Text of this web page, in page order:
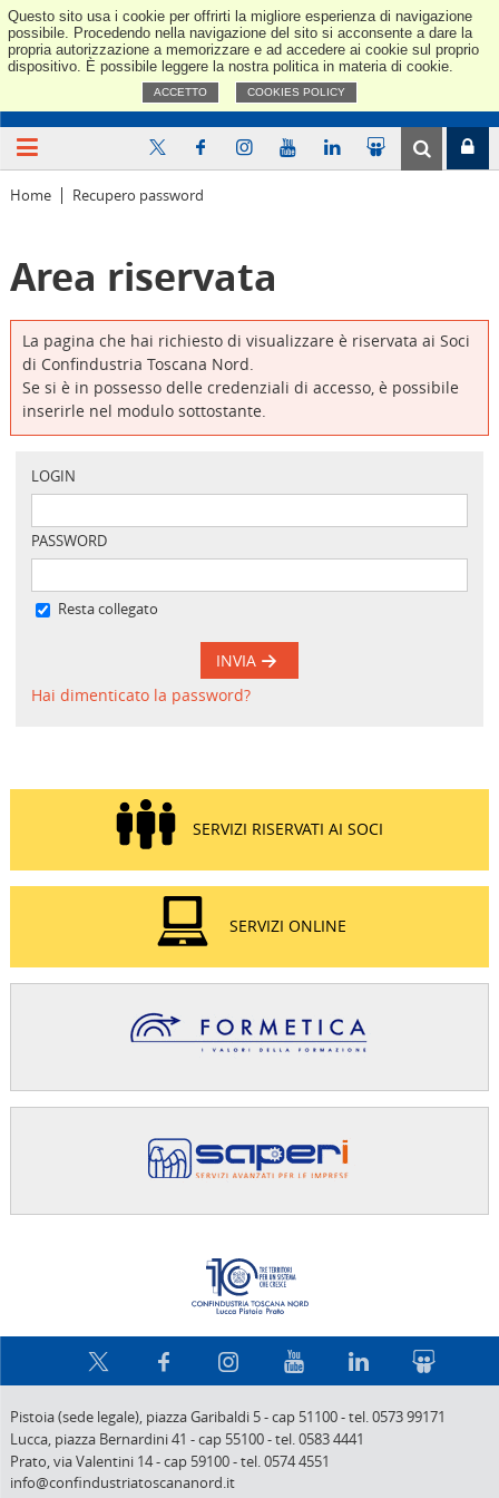
Questo sito usa i cookie per offrirti la migliore esperienza di navigazione
possibile. Procedendo nella navigazione del sito si acconsente a dare la
propria autorizzazione a memorizzare e ad accedere ai cookie sul proprio
dispositivo. È possibile leggere la nostra politica in materia di cookie.
ACCETTO COOKIES POLICY
Home Recupero password
Area riservata
La pagina che hai richiesto di visualizzare è riservata ai Soci
di Confindustria Toscana Nord.
Se si è in possesso delle credenziali di accesso, è possibile
inserirle nel modulo sottostante.
LOGIN
PASSWORD
Resta collegato
INVIA
Hai dimenticato la password?
SERVIZI RISERVATI AI SOCI
SERVIZI ONLINE
Pistoia (sede legale), piazza Garibaldi 5-cap 51100-tel. 0573 99171
Lucca, piazza Bernardini 41 -cap 55100-tel. 0583 4441
Prato,via Valentini 14-cap 59100-tel. 0574 4551
info@confindustriatoscananord.it